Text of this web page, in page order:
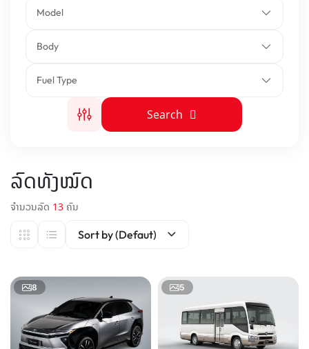
Model
Body
Fuel Type
Search
ລົດທັງໝົດ
ຈຳນວນລົດ 13 ຄັນ
Sort by (Defaut)
8 5